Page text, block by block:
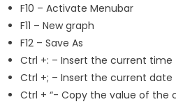
F10 – Activate Menubar
F11 – New graph
F12 – Save As
Ctrl +: – Insert the current time
Ctrl +; – Insert the current date
Ctrl + “- Copy the value of the